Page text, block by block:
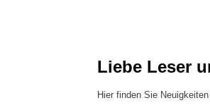
Liebe Leser
Hier finden Sie